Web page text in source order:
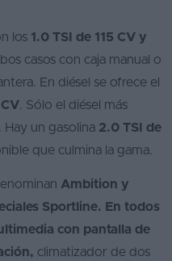
los 1.0 TSI de 115 CV y
casos con caja manual o
En diésel se ofrece el
. Sólo el diésel más
un gasolina 2.0 TSI de
que culmina la gama.
Ambition y
Sportline. En todos
con pantalla de
climatizador de dos